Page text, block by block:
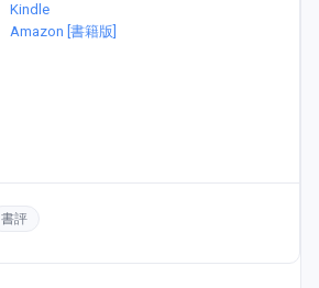
Kindle
Amazon [書籍版]
書評